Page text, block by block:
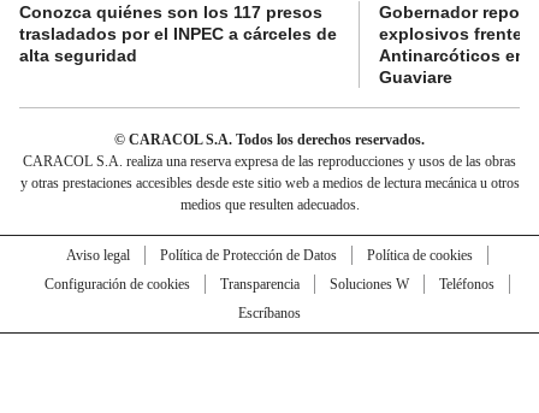
Conozca quiénes son los 117 presos
trasladados por el INPEC a cárceles de
alta seguridad
Gobernador
explosivos frente a
Antinarcóticos en
Guaviare
© CARACOL S.A. Todos los derechos reservados.
CARACOL S.A. realiza una reserva expresa de las reproducciones y usos de las obras
y otras prestaciones accesibles desde este sitio web a medios de lectura mecánica u otros
medios que resulten adecuados.
Aviso legal Política de Protección de Datos
Política de cookies
Configuración de cookies
Transparencia Soluciones W
Teléfonos
Escríbanos